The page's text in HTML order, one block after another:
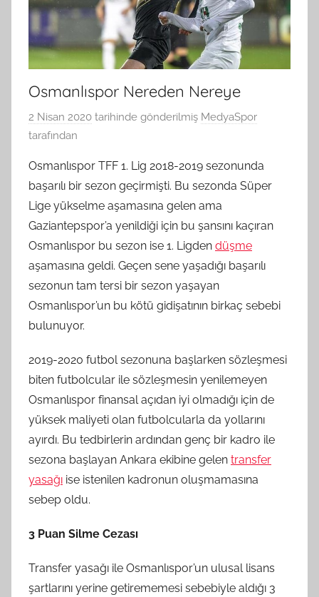
Osmanlıspor Nereden Nereye
2 Nisan 2020 tarihinde gönderilmiş MedyaSpor
tarafından
Osmanlıspor TFF 1. Lig 2018-2019 sezonunda
başarılı bir sezon geçirmişti. Bu sezonda Süper
Lige yükselme aşamasına gelen ama
Gaziantepspor’a yenildiği için bu şansını kaçıran
Osmanlıspor bu sezon ise 1. Ligden düşme
aşamasına geldi. Geçen sene yaşadığı başarılı
sezonun tam tersi bir sezon yaşayan
Osmanlıspor’un bu kötü gidişatının birkaç sebebi
bulunuyor.
2019-2020 futbol sezonuna başlarken sözleşmesi
biten futbolcular ile sözleşmesin yenilemeyen
Osmanlıspor finansal açıdan iyi olmadığı için de
yüksek maliyeti olan futbolcularla da yollarını
ayırdı. Bu tedbirlerin ardından genç bir kadro ile
sezona başlayan Ankara ekibine gelen transfer
yasağı ise istenilen kadronun oluşmamasına
sebep oldu.
3 Puan Silme Cezası
Transfer yasağı ile Osmanlıspor’un ulusal lisans
şartlarını yerine getirememesi sebebiyle aldığı 3